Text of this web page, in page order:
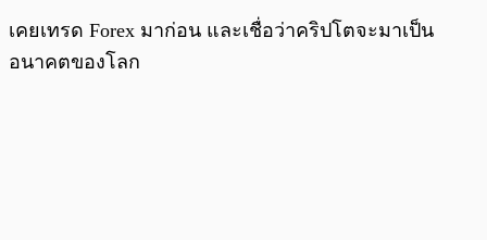
เคยเทรด Forex มาก่อน และเชื่อว่าคริปโตจะมาเป็น
อนาคตของโลก